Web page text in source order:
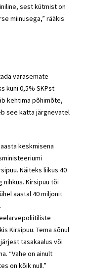
sest kütmist on
miinusega,” rääkis
varasemate
kuni 0,5% SKPst
kehtima põhimõte,
see katta järgnevatel
keskmisena
Näiteks liikus 40
Kirsipuu tõi
aastal 40 miljonit
Kirsipuu. Tema sõnul
tasakaalus või
“Vahe on ainult
on kõik null.”